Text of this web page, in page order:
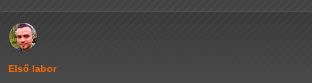
Első labor